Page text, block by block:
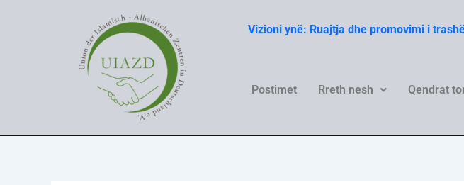
Vizioni ynë: Ruajtja dhe promovimi i
Postimet Rreth nesh Qendrat